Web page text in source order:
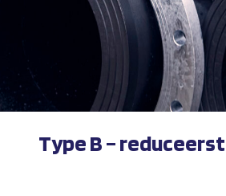
Type B –